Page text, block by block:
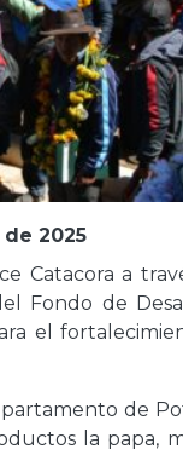
2025
Catacora a
Fondo de
el
de
la papa,